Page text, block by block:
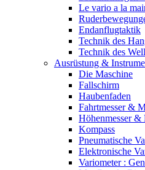
Le vario a la
Endanflugtaktik
Technik des
Technik des
Ausrüstung &
Die Maschine
Fallschirm
Haubenfaden
Fahrtmesser &
Höhenmesser &
Kompass
Pneumatische
Elektronische
Variometer :